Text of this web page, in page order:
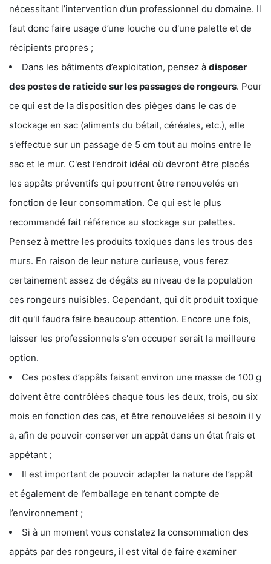
nécessitant l’intervention d’un professionnel du domaine. Il
faut donc faire usage d’une louche ou d'une palette et de
récipients propres ;
Dans les bâtiments d’exploitation, pensez à disposer
des postes de raticide sur les passages de rongeurs. Pour
ce qui est de la disposition des pièges dans le cas de
stockage en sac (aliments du bétail, céréales, etc.), elle
s'effectue sur un passage de 5 cm tout au moins entre le
sac et le mur. C'est l’endroit idéal où devront être placés
les appâts préventifs qui pourront être renouvelés en
fonction de leur consommation. Ce qui est le plus
recommandé fait référence au stockage sur palettes.
Pensez à mettre les produits toxiques dans les trous des
murs. En raison de leur nature curieuse, vous ferez
certainement assez de dégâts au niveau de la population
ces rongeurs nuisibles. Cependant, qui dit produit toxique
dit qu'il faudra faire beaucoup attention. Encore une fois,
laisser les professionnels s'en occuper serait la meilleure
option.
Ces postes d’appâts faisant environ une masse de 100 g
doivent être contrôlées chaque tous les deux, trois, ou six
mois en fonction des cas, et être renouvelées si besoin il y
a, afin de pouvoir conserver un appât dans un état frais et
appétant ;
Il est important de pouvoir adapter la nature de l’appât
et également de l’emballage en tenant compte de
l’environnement ;
Si à un moment vous constatez la consommation des
appâts par des rongeurs, il est vital de faire examiner